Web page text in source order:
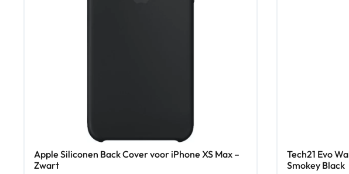
Apple Siliconen Back Cover voor iPhone XS Max –
Zwart
Tech21 Evo
Smokey Black